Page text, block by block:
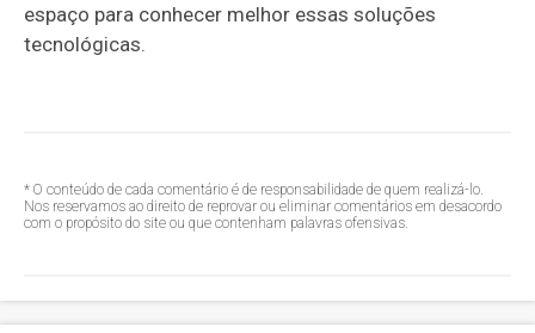
espaço para conhecer melhor essas soluções
tecnológicas.
* O conteúdo de cada comentário é de responsabilidade de quem realizá-lo.
Nos reservamos ao direito de reprovar ou eliminar comentários em desacordo
com o propósito do site ou que contenham palavras ofensivas.